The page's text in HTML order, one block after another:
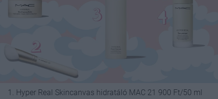
1. Hyper Real Skincanvas hidratáló MAC 21 900 Ft/50 ml